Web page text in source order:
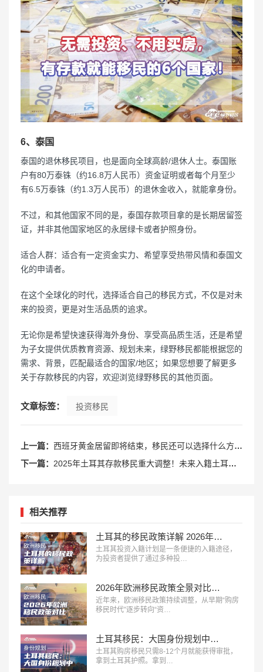
6、泰国
泰国的退休移民项目，也是面向全球高龄/退休人士。泰国账
户有80万泰铢（约16.8万人民币）资金证明或者每个月至少
有6.5万泰铢（约1.3万人民币）的退休金收入，就能拿身份。
不过，和其他国家不同的是，泰国存款项目拿的是长期居留签
证，并非其他国家地区的永居绿卡或者护照身份。
适合人群：适合有一定资金实力、希望享受热带风情和泰国文
化的申请者。
在这个全球化的时代，选择适合自己的移民方式，不仅是对未
来的投资，更是对生活品质的追求。
无论你是希望快速获得海外身份、享受高品质生活，还是希望
为子女提供优质教育资源、规划未来，绿野移民都能根据您的
需求、背景，匹配最适合的国家/地区；如果您想要了解更多
关于存款移民的内容，欢迎浏览绿野移民的其他页面。
文章标签： 投资移民
上一篇： 西班牙黄金居留即将结束，移民还可以选择什么方式呢？
下一篇： 2025年土耳其存款移民重大调整！未来入籍土耳其怎么选？
相关推荐
土耳其的移民政策详解 2026年投资入籍终极指南
土耳其投资入籍计划是一条便捷的入籍途径，
为投资者提供了通过多种投…
2026年欧洲移民政策全景对比：主流国家路径、成本与适配人群分析
近年来，欧洲移民政策持续调整，从早期“购房
移民时代”逐步转向“资…
土耳其移民：大国身份规划中的性价比之冠，极速获批！
土耳其购房移民只需8-12个月就能获得审批，
拿到土耳其护照。拿到…